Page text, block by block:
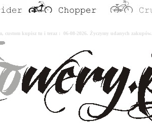
custom kupisz tu i teraz : 06-08-2026. Życzymy udanych zakupów.